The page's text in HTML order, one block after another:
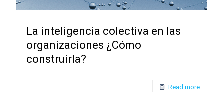
La inteligencia colectiva en las
organizaciones ¿Cómo
construirla?
Read more